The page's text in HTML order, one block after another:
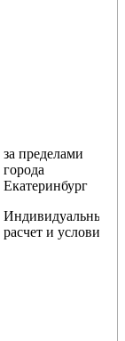
за пределами
города
Екатеринбург
Индивидуальный
расчет и условия